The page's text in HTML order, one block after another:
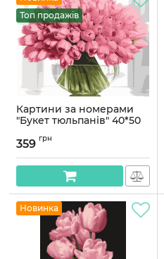
Топ продажів
Картини за номерами
"Букет тюльпанів" 40*50
Артикул:
359 грн
Новинка